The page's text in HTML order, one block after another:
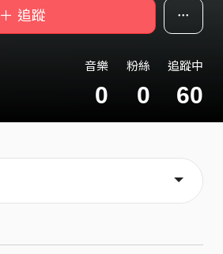
＋ 追蹤
音樂
0
粉絲
0
追蹤中
60